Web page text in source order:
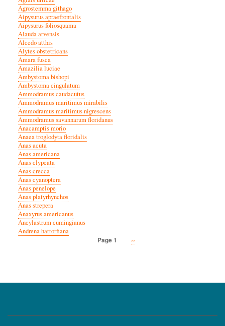
Agrostemma githago
Aipysurus apraefrontalis
Aipysurus foliosquama
Alauda arvensis
Alcedo atthis
Alytes obstetricans
Amara fusca
Amazilia luciae
Ambystoma bishopi
Ambystoma cingulatum
Ammodramus caudacutus
Ammodramus maritimus mirabilis
Ammodramus maritimus nigrescens
Ammodramus savannarum floridanus
Anacamptis morio
Anaea troglodyta floridalis
Anas acuta
Anas americana
Anas clypeata
Anas crecca
Anas cyanoptera
Anas penelope
Anas platyrhynchos
Anas strepera
Anaxyrus americanus
Ancylastrum cumingianus
Andrena hattorfiana
Page 1
Next
››